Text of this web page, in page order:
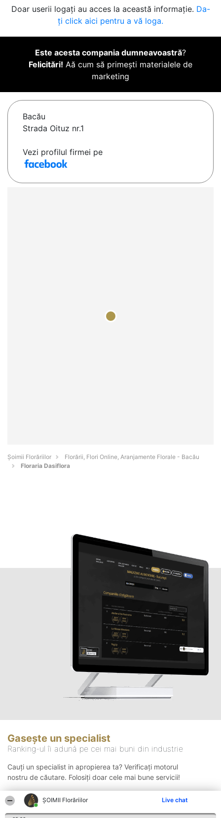
ȘOIMII Florăriilor Live chat
Doar userii logați au acces la această informație. Da-
ți click aici pentru a vă loga.
Este acesta compania dumneavoastră?
Felicitări! Aă cum să primești materialele de
marketing
Bacău
Strada Oituz nr.1
Vezi profilul firmei pe
Șoimii Florăriilor
Florării, Flori Online, Aranjamente Florale - Bacău
Floraria Dasiflora
Gasește un specialist
Ranking-ul îi adună pe cei mai buni din industrie
Cauți un specialist in apropierea ta? Verificați motorul
nostru de căutare. Folosiți doar cele mai bune servicii!